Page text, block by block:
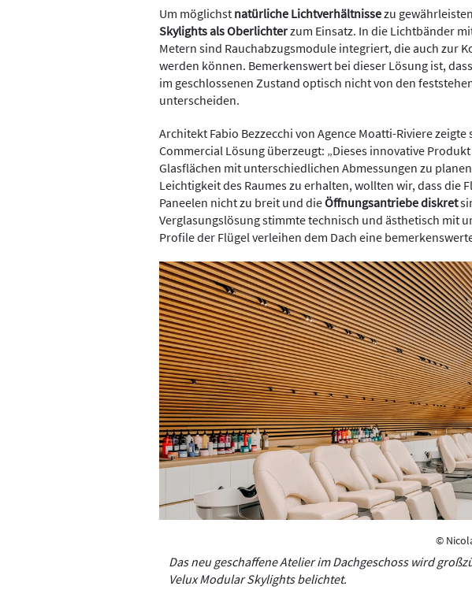
Um möglichst natürliche Lichtverhältnissezu
Skylights als Oberlichterzum Einsatz. In die Lichtbänder
Metern sind Rauchabzugsmodule integriert, die auch zur
werden können. Bemerkenswert bei dieser Lösung ist,
im geschlossenen Zustand optisch nicht von den
unterscheiden.
Architekt Fabio Bezzecchi von Agence Moatti-Riviere zeigte
Commercial Lösung überzeugt: „Dieses innovative
Glasflächen mit unterschiedlichen Abmessungen zu
Leichtigkeit des Raumes zu erhalten, wollten wir, dass die
Paneelen nicht zu breit und dieÖffnungsantriebe diskret
Verglasungslösung stimmte technisch und ästhetisch mit
Profile der Flügel verleihen dem Dach eine
©
Das neu geschaffene Atelier im Dachgeschoss wird
Velux Modular Skylights belichtet.